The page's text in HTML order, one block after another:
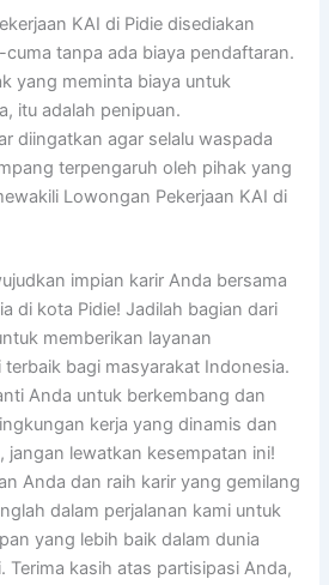
KAI di Pidie disediakan
cuma tanpa ada biaya pendaftaran.
yang meminta biaya untuk
itu adalah penipuan.
diingatkan agar selalu waspada
terpengaruh oleh pihak yang
Lowongan Pekerjaan KAI di
impian karir Anda bersama
di kota Pidie! Jadilah bagian dari
memberikan layanan
bagi masyarakat Indonesia.
Anda untuk berkembang dan
kerja yang dinamis dan
jangan lewatkan kesempatan ini!
Anda dan raih karir yang gemilang
dalam perjalanan kami untuk
yang lebih baik dalam dunia
Terima kasih atas partisipasi Anda,